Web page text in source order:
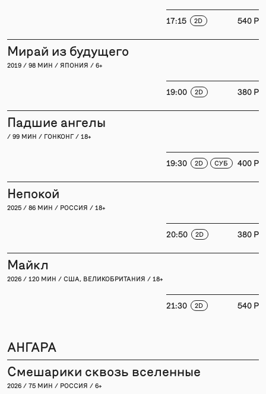
17:15 2D 540 P
Мирай из будущего
2019 / 98 МИН / ЯПОНИЯ / 6+
19:00 2D 380 P
Падшие ангелы
/ 99 МИН / ГОНКОНГ / 18+
19:30 2D СУБ 400 P
Непокой
2025 / 86 МИН / РОССИЯ / 18+
20:50 2D 380 P
Майкл
2026 / 120 МИН / США, ВЕЛИКОБРИТАНИЯ / 18+
21:30 2D 540 P
АНГАРА
Смешарики сквозь вселенные
2026 / 75 МИН / РОССИЯ / 6+